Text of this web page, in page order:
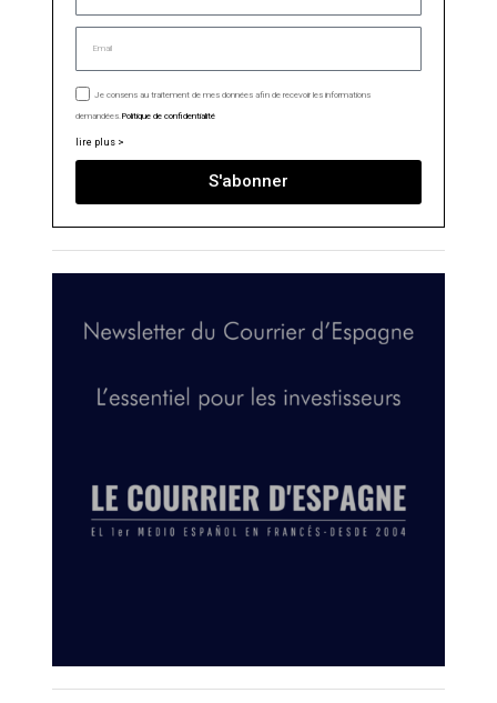
Je consens au traitement de mes données afin de recevoir les informations
demandées. Politique de confidentialité
lire plus >
S'abonner